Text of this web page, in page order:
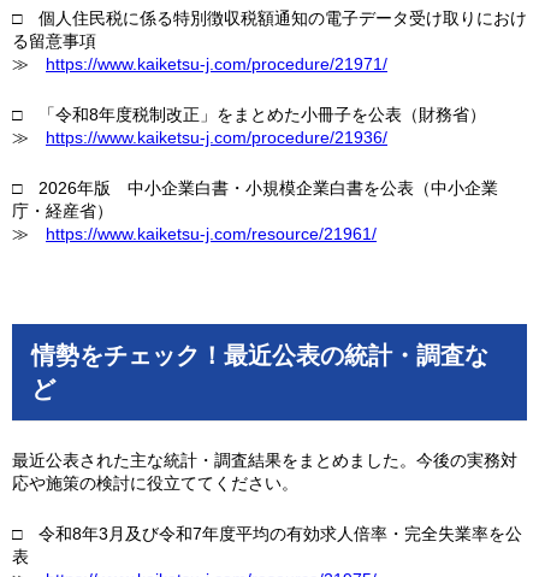
□ 個人住民税に係る特別徴収税額通知の電子データ受け取りにおけ
る留意事項
≫ https://www.kaiketsu-j.com/procedure/21971/
□ 「令和8年度税制改正」をまとめた小冊子を公表（財務省）
≫ https://www.kaiketsu-j.com/procedure/21936/
□ 2026年版 中小企業白書・小規模企業白書を公表（中小企業
庁・経産省）
≫ https://www.kaiketsu-j.com/resource/21961/
情勢をチェック！最近公表の統計・調査な
ど
最近公表された主な統計・調査結果をまとめました。今後の実務対
応や施策の検討に役立ててください。
□ 令和8年3月及び令和7年度平均の有効求人倍率・完全失業率を公
表